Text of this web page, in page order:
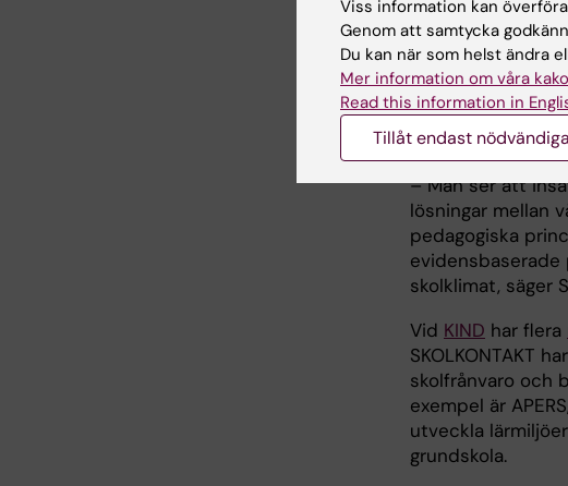
som genom olika
för elever med
hel del om vad
även med
– Man ser att
lösningar mellan
pedagogiska
evidensbaserade
skolklimat, säger
Vid KIND har flera
SKOLKONTAKT
skolfrånvaro och
exempel är
utveckla
grundskola.
Viss information kan
Genom att samtycka
Du kan när som helst ändra
Mer information om våra
Read this information in
Tillåt endast nödvändiga